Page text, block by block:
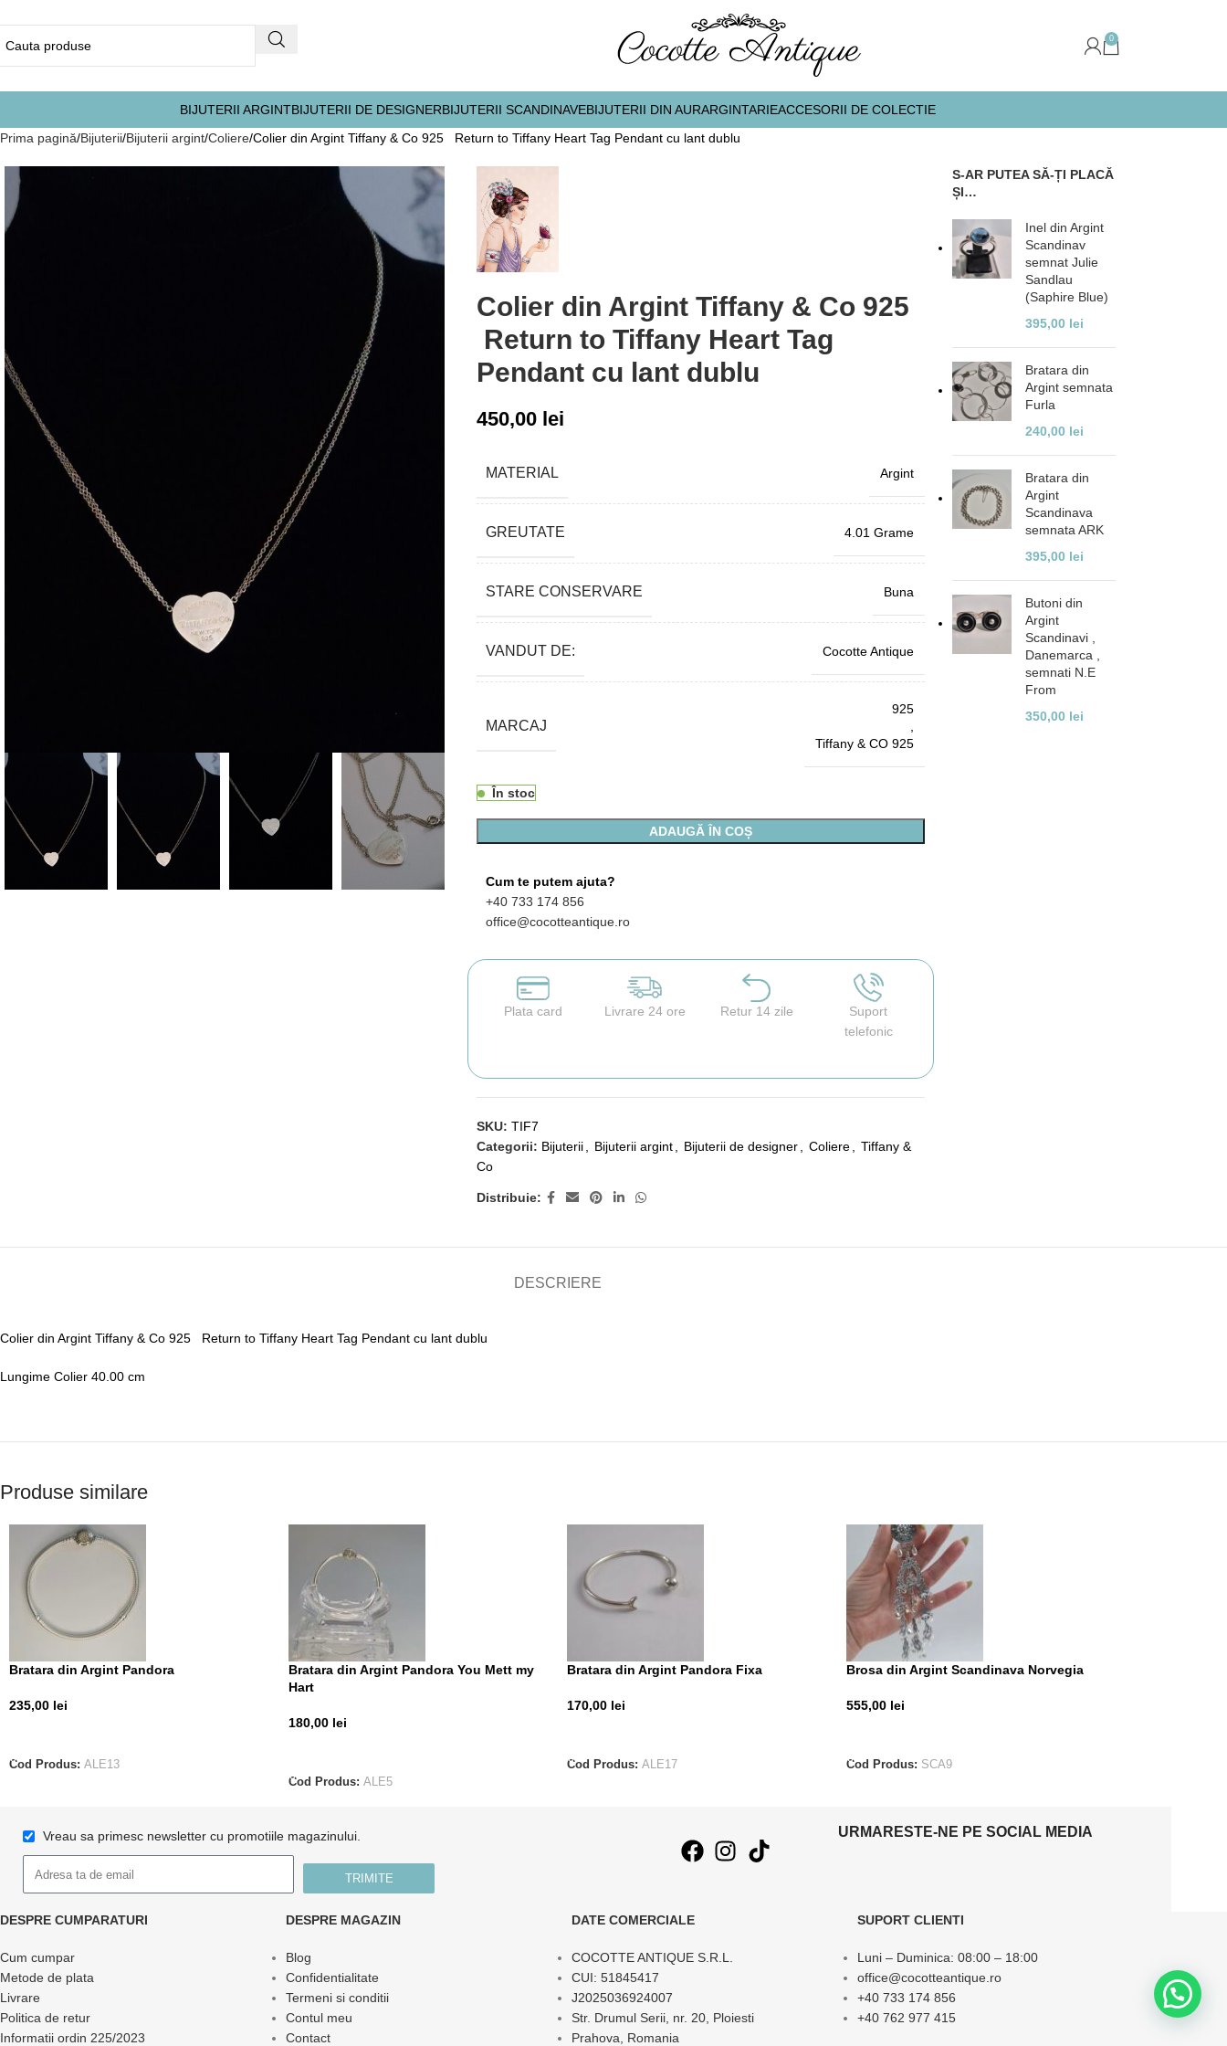
0
BIJUTERII ARGINTBIJUTERII DE DESIGNERBIJUTERII SCANDINAVEBIJUTERII DIN AURARGINTARIEACCESORII DE COLECTIE
Prima pagină Bijuterii Bijuterii argint Coliere Colier din Argint Tiffany & Co 925 Return to Tiffany Heart Tag Pendant cu lant dublu
Colier din Argint Tiffany & Co 925
Return to Tiffany Heart Tag
Pendant cu lant dublu
450,00 lei
MATERIAL Argint
GREUTATE 4.01 Grame
STARE CONSERVARE Buna
VANDUT DE: Cocotte Antique
MARCAJ
925
Tiffany & CO 925
În stoc
ADAUGĂ ÎN COȘ
Cum te putem ajuta?
+40 733 174 856
office@cocotteantique.ro
Plata card Livrare 24 ore Retur 14 zile
Suport
telefonic
SKU: TIF7
Categorii: Bijuterii Bijuterii argint Bijuterii de designer Coliere
Tiffany &
Co
Distribuie:
S-AR PUTEA SĂ-ȚI PLACĂ
ȘI…
Inel din Argint
Scandinav
semnat Julie
Sandlau
(Saphire Blue)
395,00 lei
Bratara din
Argint semnata
Furla
240,00 lei
Bratara din
Argint
Scandinava
semnata ARK
395,00 lei
Butoni din
Argint
Scandinavi ,
Danemarca ,
semnati N.E
From
350,00 lei
DESCRIERE
Colier din Argint Tiffany & Co 925 Return to Tiffany Heart Tag Pendant cu lant dublu
Lungime Colier 40.00 cm
Produse similare
Bratara din Argint Pandora
235,00 lei
Cod Produs: ALE13
Bratara din Argint Pandora You Mett my
Hart
180,00 lei
Cod Produs: ALE5
Bratara din Argint Pandora Fixa
170,00 lei
Cod Produs: ALE17
Brosa din Argint Scandinava Norvegia
555,00 lei
Cod Produs: SCA9
Vreau sa primesc newsletter cu promotiile magazinului.
TRIMITE
URMARESTE-NE PE SOCIAL MEDIA
DESPRE CUMPARATURI
Cum cumpar
Metode de plata
Livrare
Politica de retur
Informatii ordin 225/2023
DESPRE MAGAZIN
Blog
Confidentialitate
Termeni si conditii
Contul meu
Contact
DATE COMERCIALE
COCOTTE ANTIQUE S.R.L.
CUI: 51845417
J2025036924007
Str. Drumul Serii, nr. 20, Ploiesti
Prahova, Romania
SUPORT CLIENTI
Luni – Duminica: 08:00 – 18:00
office@cocotteantique.ro
+40 733 174 856
+40 762 977 415